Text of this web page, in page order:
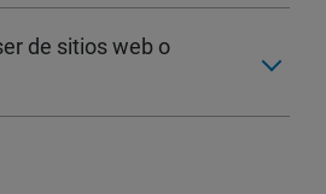
de sitios web o